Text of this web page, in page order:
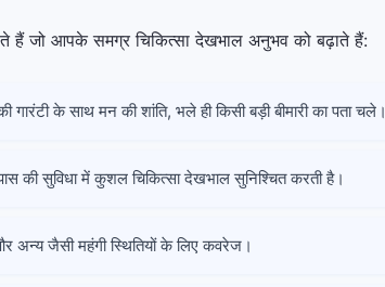
हैं जो आपके समग्र चिकित्सा देखभाल अनुभव को बढ़ाते हैं:
के साथ मन की शांति, भले ही किसी बड़ी बीमारी का पता चले।
की सुविधा में कुशल चिकित्सा देखभाल सुनिश्चित करती है।
अन्य जैसी महंगी स्थितियों के लिए कवरेज।